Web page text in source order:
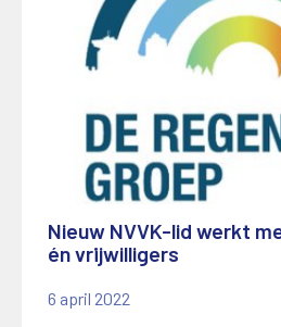
Nieuw NVVK-lid werkt
én vrijwilligers
6 april 2022